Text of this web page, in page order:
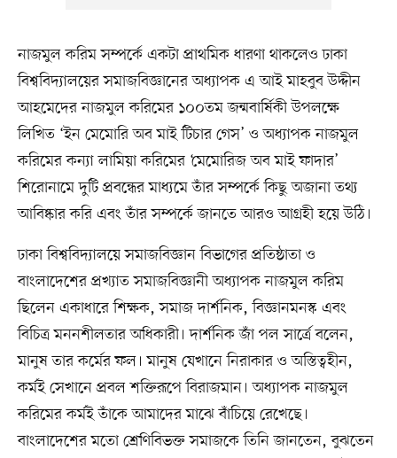
নাজমুল করিম সম্পর্কে একটা প্রাথমিক ধারণা থাকলেও ঢাকা
বিশ্ববিদ্যালয়ের সমাজবিজ্ঞানের অধ্যাপক এ আই মাহবুব উদ্দীন
আহমেদের নাজমুল করিমের ১০০তম জন্মবার্ষিকী উপলক্ষে
লিখিত ‘ইন মেমোরি অব মাই টিচার গেস’ ও অধ্যাপক নাজমুল
করিমের কন্যা লামিয়া করিমের ‘মেমোরিজ অব মাই ফাদার’
শিরোনামে দুটি প্রবন্ধের মাধ্যমে তাঁর সম্পর্কে কিছু অজানা তথ্য
আবিষ্কার করি এবং তাঁর সম্পর্কে জানতে আরও আগ্রহী হয়ে উঠি।
ঢাকা বিশ্ববিদ্যালয়ে সমাজবিজ্ঞান বিভাগের প্রতিষ্ঠাতা ও
বাংলাদেশের প্রখ্যাত সমাজবিজ্ঞানী অধ্যাপক নাজমুল করিম
ছিলেন একাধারে শিক্ষক, সমাজ দার্শনিক, বিজ্ঞানমনস্ক এবং
বিচিত্র মননশীলতার অধিকারী। দার্শনিক জাঁ পল সার্ত্রে বলেন,
মানুষ তার কর্মের ফল। মানুষ যেখানে নিরাকার ও অস্তিত্বহীন,
কর্মই সেখানে প্রবল শক্তিরূপে বিরাজমান। অধ্যাপক নাজমুল
করিমের কর্মই তাঁকে আমাদের মাঝে বাঁচিয়ে রেখেছে।
বাংলাদেশের মতো শ্রেণিবিভক্ত সমাজকে তিনি জানতেন, বুঝতেন